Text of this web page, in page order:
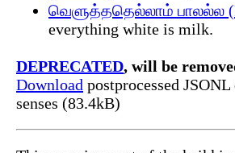
வெளுத்ததெல்லாம் பாலல்ல
everything white is milk.
DEPRECATED, will be
Download postprocessed
senses (83.4kB)